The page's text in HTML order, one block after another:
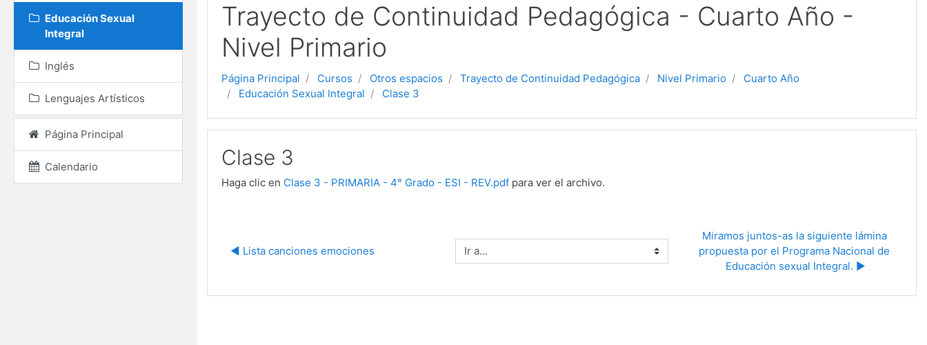
Trayecto de Continuidad Pedagógica - Cuarto Año -
Nivel Primario
Página Principal Cursos Otros espacios Trayecto de Continuidad Pedagógica Nivel Primario
Cuarto Año
Educación Sexual Integral
Clase 3
Clase 3
Haga clic en Clase 3 - PRIMARIA - 4° Grado - ESI - REV.pdf para ver el archivo.
◀︎ Lista canciones emociones Ir a...
Miramos juntos-as la siguiente lámina
propuesta por el Programa Nacional de
Educación sexual Integral. ▶︎
Educación Sexual
Integral
Inglés
Lenguajes Artísticos
Página Principal
Calendario